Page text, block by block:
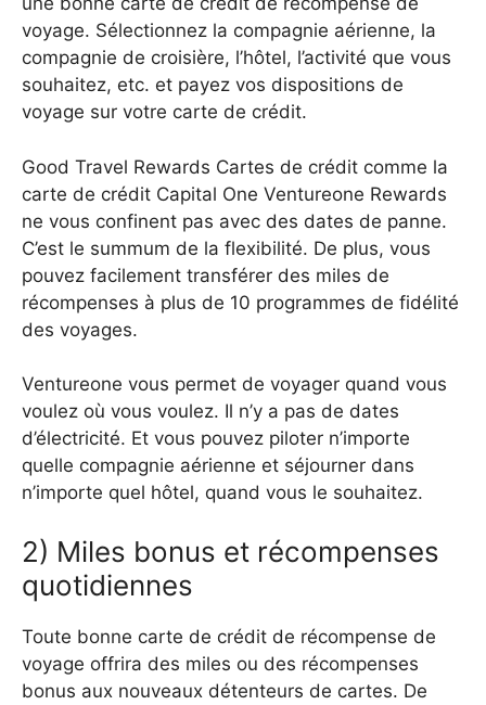
voyage. Sélectionnez la compagnie aérienne, la
compagnie de croisière, l’hôtel, l’activité que vous
souhaitez, etc. et payez vos dispositions de
voyage sur votre carte de crédit.
Good Travel Rewards Cartes de crédit comme la
carte de crédit Capital One Ventureone Rewards
ne vous confinent pas avec des dates de panne.
C’est le summum de la flexibilité. De plus, vous
pouvez facilement transférer des miles de
récompenses à plus de 10 programmes de fidélité
des voyages.
Ventureone vous permet de voyager quand vous
voulez où vous voulez. Il n’y a pas de dates
d’électricité. Et vous pouvez piloter n’importe
quelle compagnie aérienne et séjourner dans
n’importe quel hôtel, quand vous le souhaitez.
2) Miles bonus et récompenses
quotidiennes
Toute bonne carte de crédit de récompense de
voyage offrira des miles ou des récompenses
bonus aux nouveaux détenteurs de cartes. De